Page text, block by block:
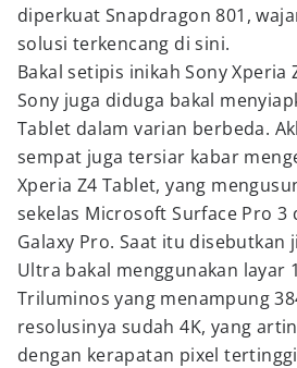
diperkuat Snapdragon 801,
solusi terkencang di sini.
Bakal setipis inikah Sony Xperia
Sony juga diduga bakal
Tablet dalam varian berbeda.
sempat juga tersiar kabar
Xperia Z4 Tablet, yang
sekelas Microsoft Surface Pro 3
Galaxy Pro. Saat itu disebutkan
Ultra bakal menggunakan layar
Triluminos yang menampung
resolusinya sudah 4K, yang
dengan kerapatan pixel